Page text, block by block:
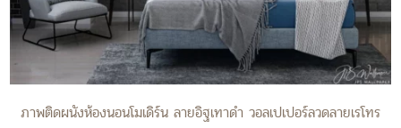
ภาพติดผนังห้องนอนโมเดิร์น ลายอิฐเทาดำ วอลเปเปอร์ลวดลายเรโทร